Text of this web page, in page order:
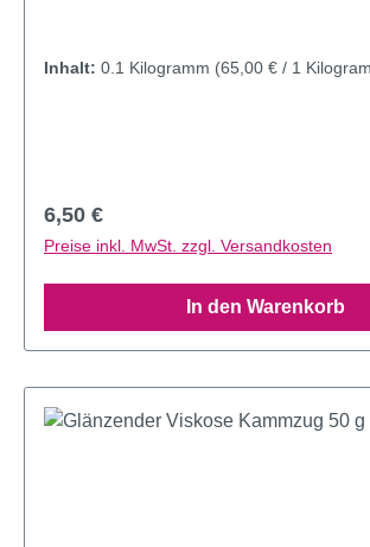
Inhalt: 0.1 Kilogramm (65,00 € / 1
Regulärer Preis:
6,50 €
Preise inkl. MwSt. zzgl. Versandkosten
In den Warenkorb